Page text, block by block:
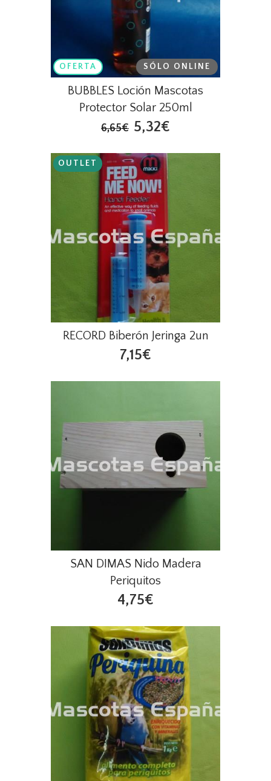
OFERTA SÓLO ONLINE
BUBBLES Loción Mascotas
Protector Solar 250ml
6,65€ 5,32€
OUTLET
RECORD Biberón Jeringa 2un
7,15€
SAN DIMAS Nido Madera
Periquitos
4,75€